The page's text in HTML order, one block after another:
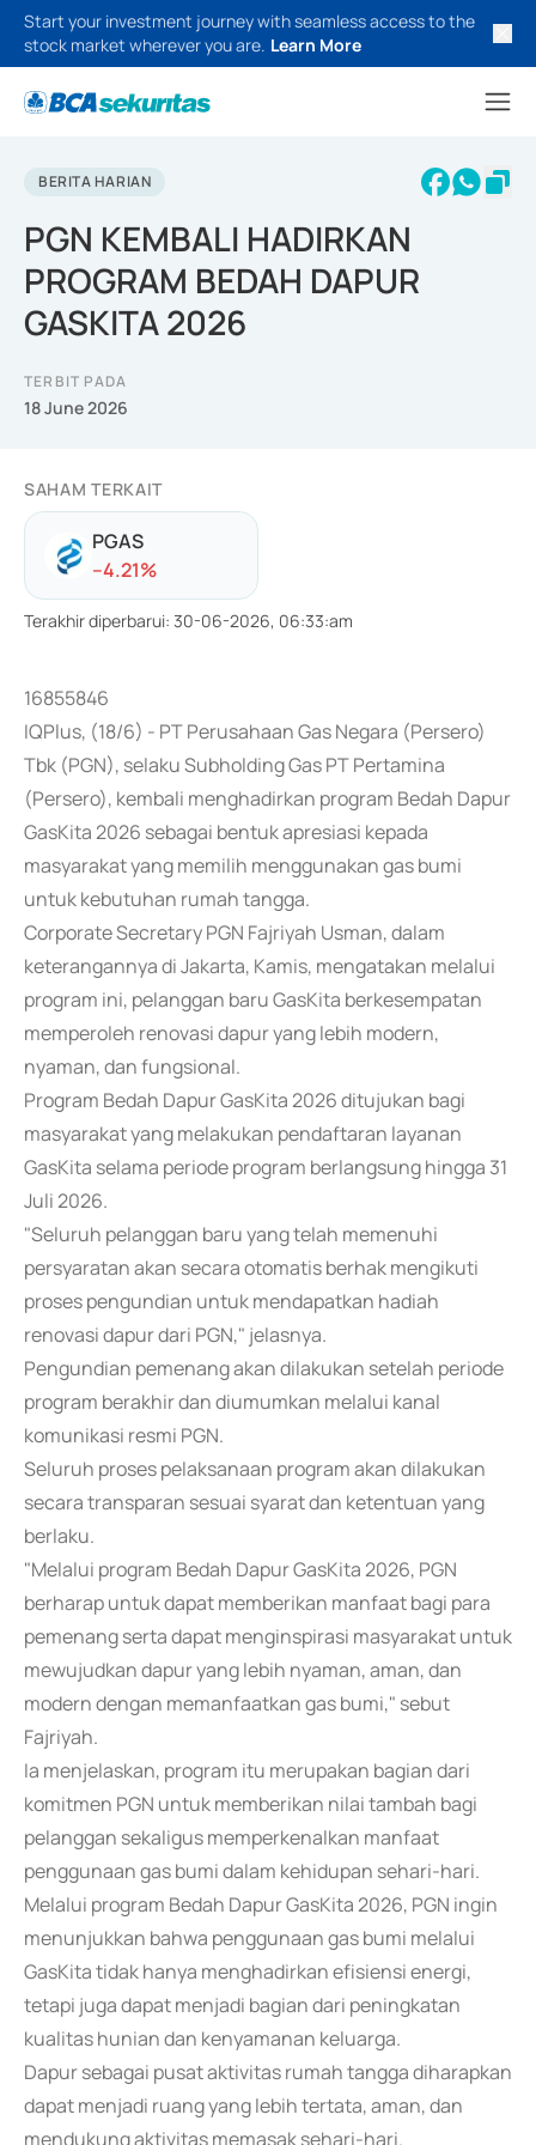
Start your investment journey with seamless access to the
stock market wherever you are. Learn More
BERITA HARIAN
PGN KEMBALI HADIRKAN
PROGRAM BEDAH DAPUR
GASKITA 2026
TERBIT PADA
18 June 2026
SAHAM TERKAIT
PGAS
--4.21%
Terakhir diperbarui: 30-06-2026, 06:33:am
16855846
IQPlus, (18/6) - PT Perusahaan Gas Negara (Persero)
Tbk (PGN), selaku Subholding Gas PT Pertamina
(Persero), kembali menghadirkan program Bedah Dapur
GasKita 2026 sebagai bentuk apresiasi kepada
masyarakat yang memilih menggunakan gas bumi
untuk kebutuhan rumah tangga.
Corporate Secretary PGN Fajriyah Usman, dalam
keterangannya di Jakarta, Kamis, mengatakan melalui
program ini, pelanggan baru GasKita berkesempatan
memperoleh renovasi dapur yang lebih modern,
nyaman, dan fungsional.
Program Bedah Dapur GasKita 2026 ditujukan bagi
masyarakat yang melakukan pendaftaran layanan
GasKita selama periode program berlangsung hingga 31
Juli 2026.
"Seluruh pelanggan baru yang telah memenuhi
persyaratan akan secara otomatis berhak mengikuti
proses pengundian untuk mendapatkan hadiah
renovasi dapur dari PGN," jelasnya.
Pengundian pemenang akan dilakukan setelah periode
program berakhir dan diumumkan melalui kanal
komunikasi resmi PGN.
Seluruh proses pelaksanaan program akan dilakukan
secara transparan sesuai syarat dan ketentuan yang
berlaku.
"Melalui program Bedah Dapur GasKita 2026, PGN
berharap untuk dapat memberikan manfaat bagi para
pemenang serta dapat menginspirasi masyarakat untuk
mewujudkan dapur yang lebih nyaman, aman, dan
modern dengan memanfaatkan gas bumi," sebut
Fajriyah.
Ia menjelaskan, program itu merupakan bagian dari
komitmen PGN untuk memberikan nilai tambah bagi
pelanggan sekaligus memperkenalkan manfaat
penggunaan gas bumi dalam kehidupan sehari-hari.
Melalui program Bedah Dapur GasKita 2026, PGN ingin
menunjukkan bahwa penggunaan gas bumi melalui
GasKita tidak hanya menghadirkan efisiensi energi,
tetapi juga dapat menjadi bagian dari peningkatan
kualitas hunian dan kenyamanan keluarga.
Dapur sebagai pusat aktivitas rumah tangga diharapkan
dapat menjadi ruang yang lebih tertata, aman, dan
mendukung aktivitas memasak sehari-hari.